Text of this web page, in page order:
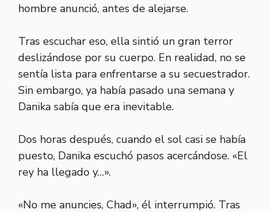
hombre anunció, antes de alejarse.
Tras escuchar eso, ella sintió un gran terror
deslizándose por su cuerpo. En realidad, no se
sentía lista para enfrentarse a su secuestrador.
Sin embargo, ya había pasado una semana y
Danika sabía que era inevitable.
Dos horas después, cuando el sol casi se había
puesto, Danika escuchó pasos acercándose. «El
rey ha llegado y…».
«No me anuncies, Chad», él interrumpió. Tras